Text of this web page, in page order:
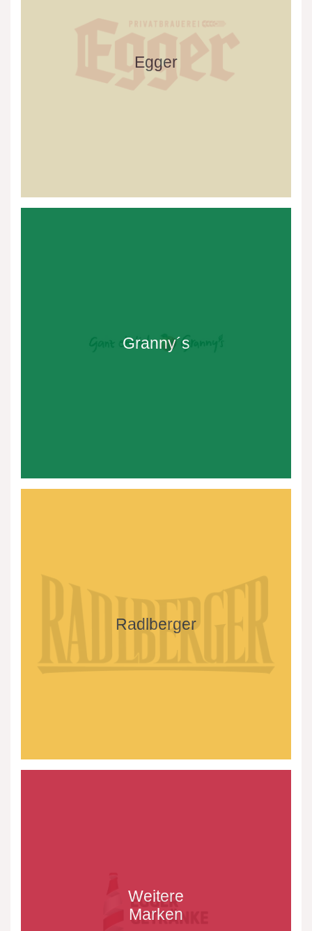
Egger
Granny´s
Radlberger
Weitere
Marken